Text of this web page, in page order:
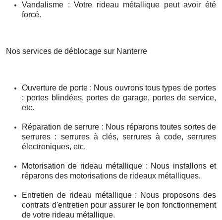
Vandalisme : Votre rideau métallique peut avoir été
forcé.
Nos services de déblocage sur Nanterre
Ouverture de porte : Nous ouvrons tous types de portes
: portes blindées, portes de garage, portes de service,
etc.
Réparation de serrure : Nous réparons toutes sortes de
serrures : serrures à clés, serrures à code, serrures
électroniques, etc.
Motorisation de rideau métallique : Nous installons et
réparons des motorisations de rideaux métalliques.
Entretien de rideau métallique : Nous proposons des
contrats d'entretien pour assurer le bon fonctionnement
de votre rideau métallique.